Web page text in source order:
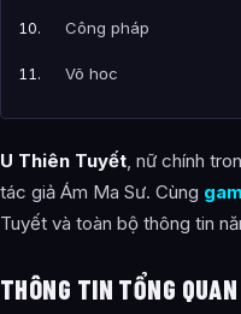
Công pháp
Võ học
Ý cảnh quy tắc chi lực
Vật sở hữu
Kinh lịch nhân sinh của U
Ảnh đẹp làm hình nền về
U Thiên Tuyết, nữ chính
tác giả Ám Ma Sư. Cùng
Tuyết và toàn bộ thông tin
THÔNG TIN TỔNG